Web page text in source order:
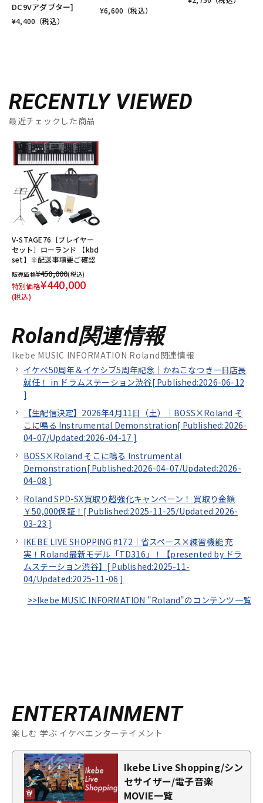
DC9Vアダプター]
¥4,400 （税込）
¥6,600 （税込）
RECENTLY VIEWED
最近チェックした商品
V-STAGE76［プレイヤー
セット］ローランド 【kbd
set】※配送事項要ご確認
販売価格¥450,000(税込)
特別価格¥440,000
(税込)
Roland関連情報
Ikebe MUSIC INFORMATION Roland関連情報
イケベ50周年＆イケシブ5周年記念｜かねこなつき一日店長
就任！ in ドラムステーション渋谷[ Published:2026-06-12
]
【生配信決定】2026年4月11日（土）｜BOSS×Roland そ
こに鳴る Instrumental Demonstration[ Published:2026-
04-07/Updated:2026-04-17 ]
BOSS×Roland そこに鳴る Instrumental
Demonstration[ Published:2026-04-07/Updated:2026-
04-08 ]
Roland SPD-SX買取り超強化キャンペーン！ 買取り金額
￥50,000保証！[ Published:2025-11-25/Updated:2026-
03-23 ]
IKEBE LIVE SHOPPING #172｜省スペース×練習機能 充
実！Roland最新モデル「TD316」！【presented by ドラ
ムステーション渋谷】[ Published:2025-11-
04/Updated:2025-11-06 ]
>>Ikebe MUSIC INFORMATION "Roland"のコンテンツ一覧
ENTERTAINMENT
楽しむ 学ぶ イケベエンターテイメント
Ikebe Live Shopping/シン
セサイザー/電子音楽
MOVIE一覧